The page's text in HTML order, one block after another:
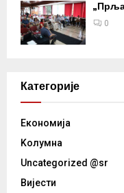
0
Категорије
Eкономија
Kолумнa
Uncategorized @sr
Вијести